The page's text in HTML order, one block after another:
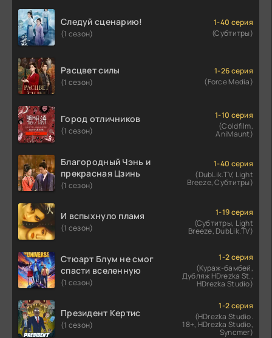
Следуй сценарию!
(1 сезон)
1-40 серия
(Субтитры)
Расцвет силы
(1 сезон)
1-26 серия
(Force Media)
Город отличников
(1 сезон)
1-10 серия
(Coldfilm,
AniMaunt)
Благородный Чэнь и
прекрасная Цзинь
(1 сезон)
1-40 серия
(DubLik.TV, Light
Breeze, Субтитры)
И вспыхнуло пламя
(1 сезон)
1-19 серия
(Субтитры, Light
Breeze, DubLik.TV)
Стюарт Блум не смог
спасти вселенную
(1 сезон)
1-2 серия
(Кураж-бамбей,
Дубляж HDrezka St.,
HDrezka Studio)
Президент Кертис
(1 сезон)
1-2 серия
(HDrezka Studio.
18+, HDrezka Studio,
Syncmer)